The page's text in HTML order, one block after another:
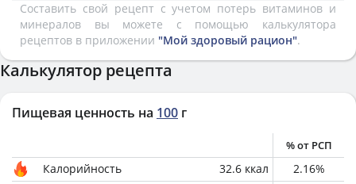
Составить свой рецепт с учетом потерь витаминов и
минералов вы можете с помощью калькулятора
рецептов в приложении "Мой здоровый рацион".
Калькулятор рецепта
Пищевая ценность на 100 г
% от РСП
Калорийность 32.6 ккал 2.16%